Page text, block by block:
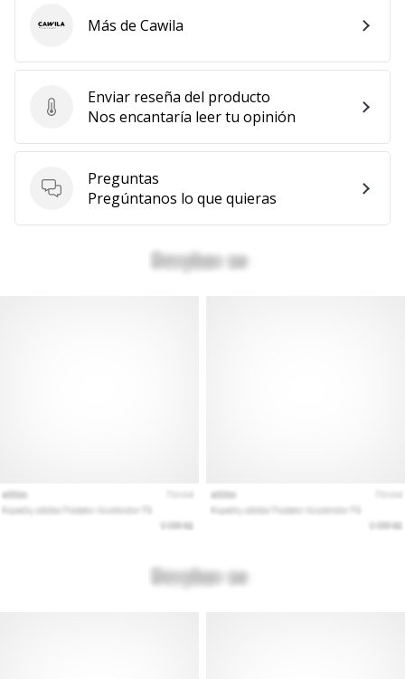
Enviar reseña del producto
Enviar reseña del producto
Nos encantaría leer tu opinión
Preguntas
Preguntas
Pregúntanos lo que quieras
CawilaMás de Cawila